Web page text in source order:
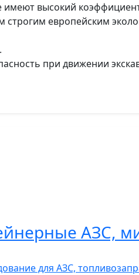
имеют высокий
европейским
при движении
АЗС,
для АЗС,